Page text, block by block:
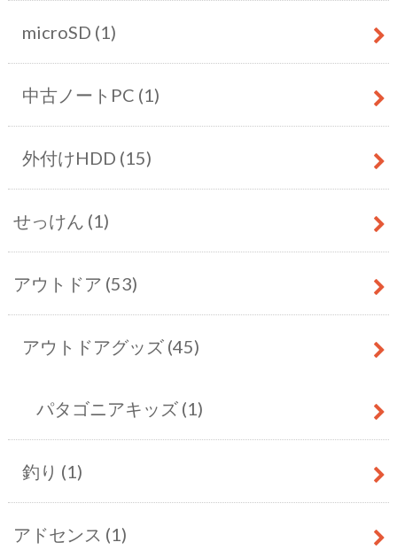
microSD (1)
中古ノートPC (1)
外付けHDD (15)
せっけん (1)
アウトドア (53)
アウトドアグッズ (45)
パタゴニアキッズ (1)
釣り (1)
アドセンス (1)